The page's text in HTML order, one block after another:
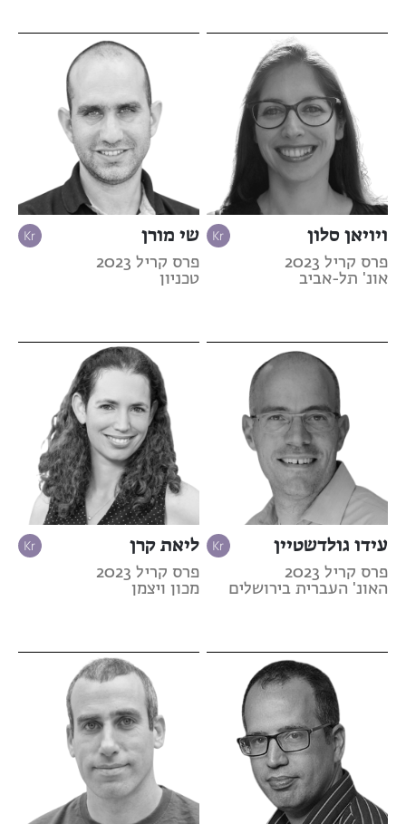
ויויאן סלון
פרס קריל 2023
אונ' תל-אביב
שי מורן
פרס קריל 2023
טכניון
עידו גולדשטיין
פרס קריל 2023
האונ' העברית בירושלים
ליאת קרן
פרס קריל 2023
מכון ויצמן